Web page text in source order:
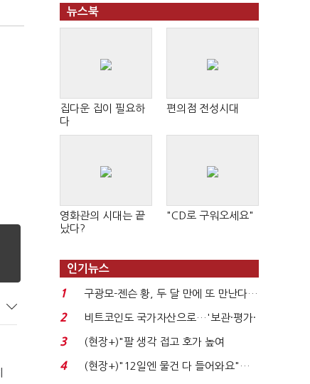
뉴스북
집다운 집이 필요하
다
편의점 전성시대
영화관의 시대는 끝
났다?
"CD로 구워오세요"
인기뉴스
1
구광모-젠슨 황, 두 달 만에 또 만난다…
로봇·AI 등 논...
2
비트코인도 국가자산으로…'보관·평가·
처분' 기준은 ...
3
(현장+)"팔 생각 접고 호가 높여
요"…'덜 똘똘한 한 채' 20...
4
(현장+)"12일엔 물건 다 들어와요"…